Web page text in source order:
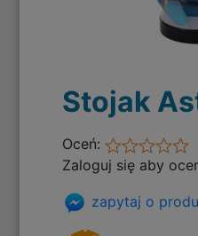
Stojak
Oceń:
Zaloguj się aby
zapytaj o